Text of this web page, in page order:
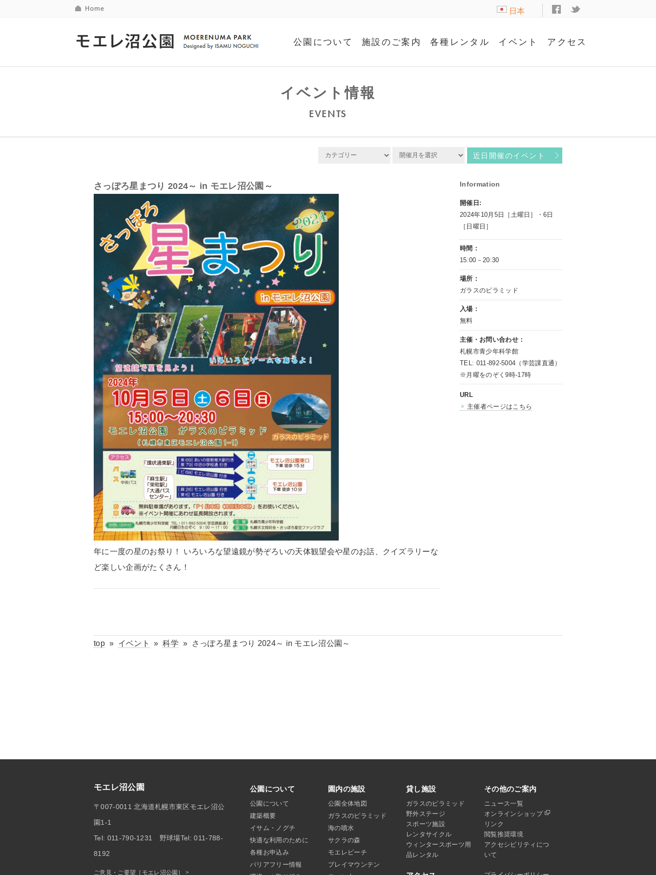
日本
公園について 施設のご案内 各種レンタル イベント アクセス
イベント情報
EVENTS
近日開催のイベント
さっぽろ星まつり 2024～ in モエレ沼公園～
年に一度の星のお祭り！ いろいろな望遠鏡が勢ぞろいの天体観望会や星のお話、クイズラリーな
ど楽しい企画がたくさん！
Information
開催日:
2024年10月5日［土曜日］・6日
［日曜日］
時間：
15:00－20:30
場所：
ガラスのピラミッド
入場：
無料
主催・お問い合わせ：
札幌市青少年科学館
TEL: 011‐892-5004（学芸課直通）
※月曜をのぞく9時-17時
URL
主催者ページはこちら
top» イベント »科学 » さっぽろ星まつり 2024～ in モエレ沼公園～
モエレ沼公園
〒007-0011 北海道札幌市東区モエレ沼公
園1-1
Tel: 011-790-1231 野球場Tel: 011-788-
8192
ご意見・ご要望［モエレ沼公園］>
公園について
公園について
建築概要
イサム・ノグチ
快適な利用のために
各種お申込み
バリアフリー情報
園内の施設
公園全体地図
ガラスのピラミッド
海の噴水
サクラの森
モエレビーチ
プレイマウンテン
貸し施設
ガラスのピラミッド
野外ステージ
スポーツ施設
レンタサイクル
ウィンタースポーツ用
品レンタル
その他のご案内
ニュース一覧
オンラインショップ
リンク
閲覧推奨環境
アクセシビリティにつ
いて